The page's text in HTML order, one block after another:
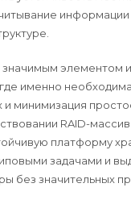
элементом
именно
и минимизация
RAID-
платформу
задачами и
без значительных